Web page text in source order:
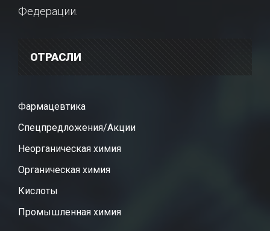
Федерации.
ОТРАСЛИ
Фармацевтика
Спецпредложения/Акции
Неорганическая химия
Органическая химия
Кислоты
Промышленная химия